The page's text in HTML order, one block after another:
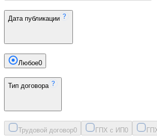
Дата публикации
Любое0
Тип договора
Трудовой договор0 ГПХ с ИП0